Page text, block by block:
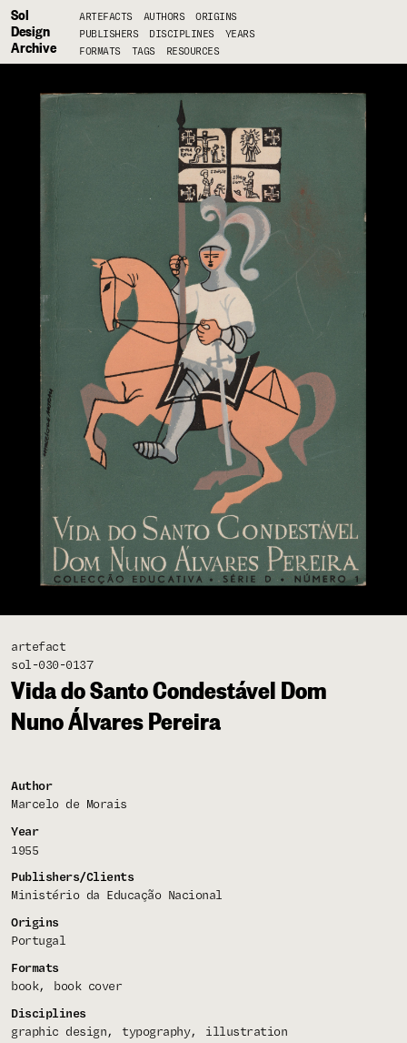
Sol
Design
Archive
ARTEFACTS AUTHORS
ORIGINS
PUBLISHERS
DISCIPLINES
YEARS
FORMATS
TAGS RESOURCES
artefact
sol-030-0137
Vida do Santo Condestável Dom
Nuno Álvares Pereira
Author
Marcelo de Morais
Year
1955
Publishers/Clients
Ministério da Educação Nacional
Origins
Portugal
Formats
book
book cover
Disciplines
graphic design
typography
illustration